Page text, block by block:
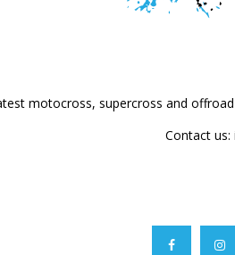
motocross, supercross and
Contact us: